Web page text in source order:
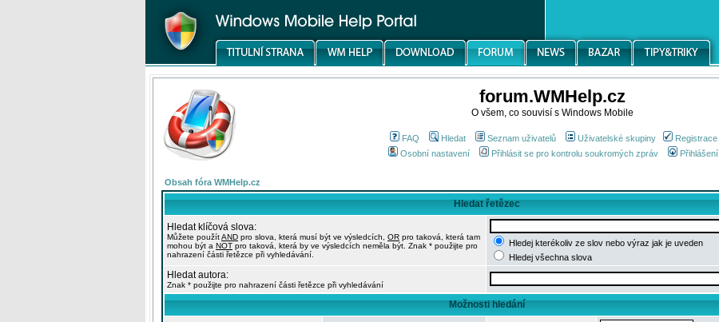
forum.WMHelp.cz
O všem, co souvisí s Windows Mobile
FAQ Hledat Seznam uživatelů Uživatelské skupiny
Registrace
Osobní nastavení
Přihlásit se pro kontrolu soukromých zpráv Přihlášení
Obsah fóra WMHelp.cz
Hledat řetězec
Hledat klíčová slova:
Můžete použítAND pro slova, která musí být ve výsledcích, OR pro taková, která tam
mohou být a NOT pro taková, která by ve výsledcích neměla být. Znak * použijte pro
nahrazení části řetězce při vyhledávání.
Hledej kterékoliv ze slov nebo výraz jak je uveden
Hledej všechna slova
Hledat autora:
Znak * použijte pro nahrazení části řetězce při vyhledávání
Možnosti hledání